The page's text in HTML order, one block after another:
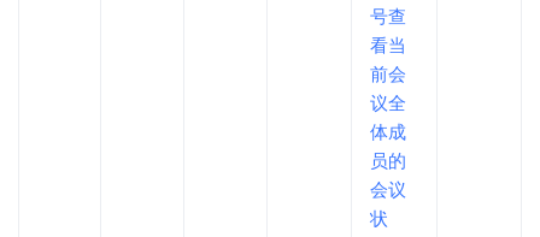
号查
看当
前会
议全
体成
员的
会议
状